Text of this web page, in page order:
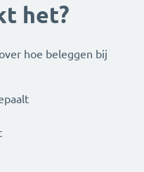
het?
hoe beleggen bij